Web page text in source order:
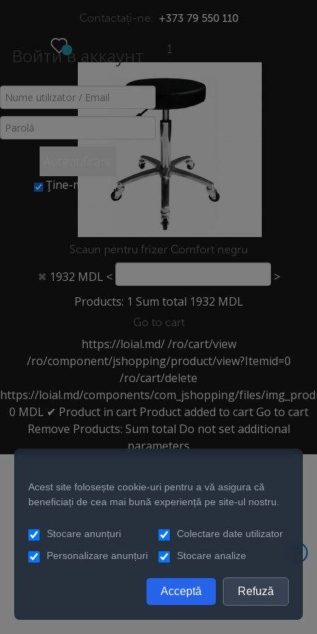
Contactați-ne: +373 79 550 110
Войти в аккаунт
Ţine-mă minte
1
Scaun pentru frizer Comfort negru
✖ 1932 MDL <
>
Products: 1 Sum total 1932 MDL
Go to cart
https://loial.md/ /ro/cart/view
/ro/component/jshopping/product/view?Itemid=0
/ro/cart/delete
https://loial.md/components/com_jshopping/files/
0 MDL ✔ Product in cart Product added to cart Go to cart
Remove Products: Sum total Do not set additional
parameters
COȘ
Acest site folosește cookie-uri pentru a vă asigura că
beneficiați de cea mai bună experiență pe site-ul nostru.
Stocare anunțuri
Colectare date utilizator
Personalizare anunțuri
Stocare analize
Acceptă Refuză